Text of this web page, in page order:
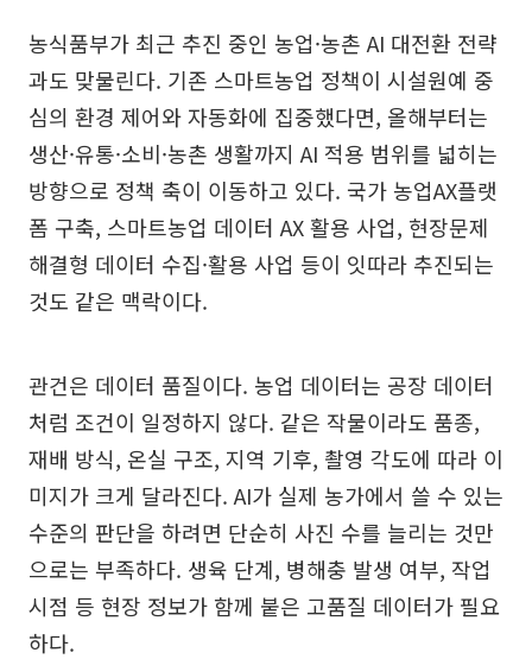
농식품부가 최근 추진 중인 농업·농촌 AI 대전환 전략
과도 맞물린다. 기존 스마트농업 정책이 시설원예 중
심의 환경 제어와 자동화에 집중했다면, 올해부터는
생산·유통·소비·농촌 생활까지 AI 적용 범위를 넓히는
방향으로 정책 축이 이동하고 있다. 국가 농업AX플랫
폼 구축, 스마트농업 데이터 AX 활용 사업, 현장문제
해결형 데이터 수집·활용 사업 등이 잇따라 추진되는
것도 같은 맥락이다.
관건은 데이터 품질이다. 농업 데이터는 공장 데이터
처럼 조건이 일정하지 않다. 같은 작물이라도 품종,
재배 방식, 온실 구조, 지역 기후, 촬영 각도에 따라 이
미지가 크게 달라진다. AI가 실제 농가에서 쓸 수 있는
수준의 판단을 하려면 단순히 사진 수를 늘리는 것만
으로는 부족하다. 생육 단계, 병해충 발생 여부, 작업
시점 등 현장 정보가 함께 붙은 고품질 데이터가 필요
하다.